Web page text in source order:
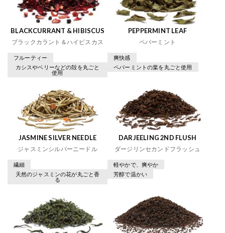
BLACKCURRANT & HIBISCUS
ブラックカラント＆ハイビスカス
フルーティー
カシスやベリーなどの殻を丸ごと
使用
PEPPERMINT LEAF
ペパーミント
爽快感
ペパーミントの葉を丸ごと使用
JASMINE SILVER NEEDLE
ジャスミンシルバーニードル
繊細
天然のジャスミンの花が丸ごと香
る
DARJEELING 2ND FLUSH
ダージリンセカンドフラッシュ
軽やかで、爽やか
芳醇で温かい